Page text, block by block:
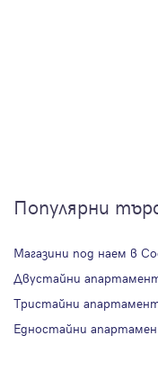
Популярни
Магазини под наем в
Двустайни
Тристайни
Едностайни